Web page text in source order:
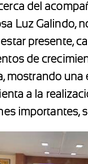
del
Luz Galindo,
presente,
de
mostrando
a la